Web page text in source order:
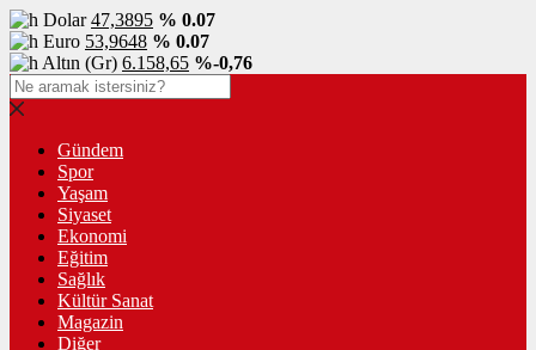
Dolar47,3895 % 0.07
Euro 53,9648 % 0.07
Altın (Gr) 6.158,65 %-0,76
Gündem
Spor
Yaşam
Siyaset
Ekonomi
Eğitim
Sağlık
Kültür Sanat
Magazin
Diğer